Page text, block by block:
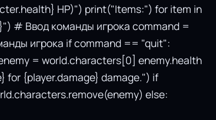
HP)") print("Items:") for item in
# Ввод команды игрока command =
игрока if command == "quit":
= world.characters[0] enemy.health
for {player.damage} damage.") if
else: